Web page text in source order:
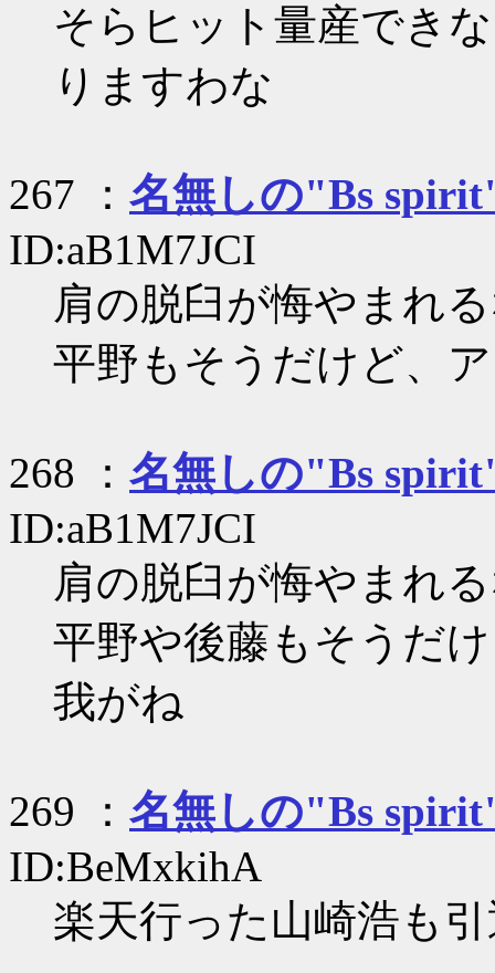
そらヒット量産でき
りますわな
267 ： 名無しの"Bs
ID:aB1M7JCI
肩の脱臼が悔やまれ
平野もそうだけど、
268 ： 名無しの"Bs
ID:aB1M7JCI
肩の脱臼が悔やまれ
平野や後藤もそうだ
我がね
269 ： 名無しの"Bs
ID:BeMxkihA
楽天行った山崎浩も